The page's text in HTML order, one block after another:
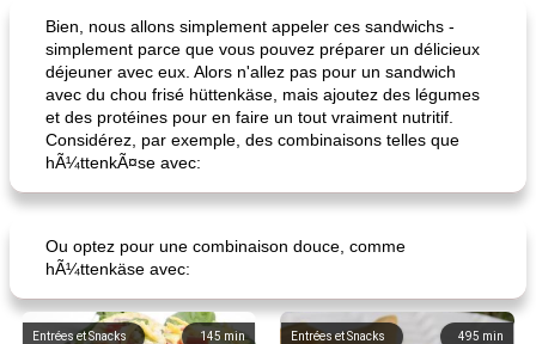
Bien, nous allons simplement appeler ces sandwichs -
simplement parce que vous pouvez préparer un délicieux
déjeuner avec eux. Alors n'allez pas pour un sandwich
avec du chou frisé hüttenkäse, mais ajoutez des légumes
et des protéines pour en faire un tout vraiment nutritif.
Considérez, par exemple, des combinaisons telles que
hÃ¼ttenkÃ¤se avec:
Ou optez pour une combinaison douce, comme
hÃ¼ttenkäse avec:
145 min
Entrées et Snacks 495 min
Entrées et Snacks